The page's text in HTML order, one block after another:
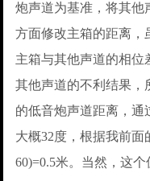
炮声道为基准，将其他
方面修改主箱的距离，
主箱与其他声道的相位
其他声道的不利结果，
的低音炮声道距离，通
大概32度，根据我前面
60)=0.5米。当然，这